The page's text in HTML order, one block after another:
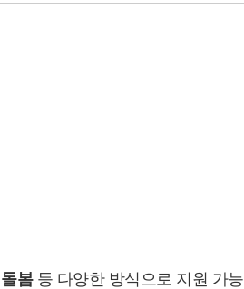
봄등 다양한 방식으로 지원 가능